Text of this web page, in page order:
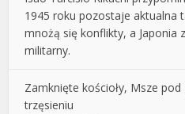
1945 roku pozostaje aktualna
mnożą się konflikty, a Japonia
militarny.
Zamknięte kościoły, Msze
trzęsieniu